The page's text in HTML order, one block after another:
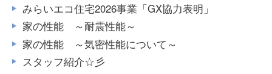
みらいエコ住宅2026事業「GX協力表明」
家の性能 ～耐震性能～
家の性能 ～気密性能について～
スタッフ紹介☆彡